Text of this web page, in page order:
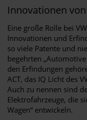
Innovationen von
Eine große Rolle bei
Innovationen und
so viele Patente und
begehrten
den Erfindungen
ACT, das IQ Licht des
Auch zu nennen sind
Elektrofahrzeuge, die
Wagen“ entwickeln.